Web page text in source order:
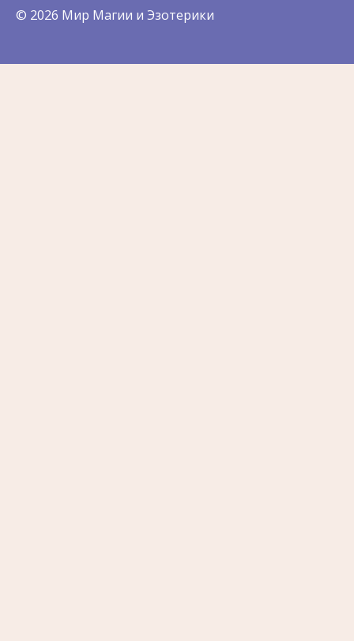
© 2026 Мир Магии и Эзотерики